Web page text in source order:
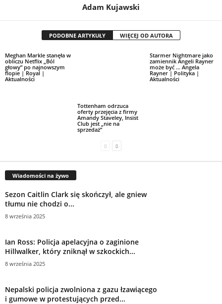
Adam Kujawski
PODOBNE ARTYKUŁY WIĘCEJ OD AUTORA
Meghan Markle stanęła w
obliczu Netflix „Ból
głowy” po najnowszym
flopie | Royal |
Aktualności
Tottenham odrzuca
oferty przejęcia z firmy
Amandy Staveley, Insist
Club jest „nie na
sprzedaż”
Starmer Nightmare jako
zamiennik Angeli Rayner
może być … Angela
Rayner | Polityka |
Aktualności
Wiadomości na żywo
Sezon Caitlin Clark się skończył, ale gniew
tłumu nie chodzi o...
8 września 2025
Ian Ross: Policja apelacyjna o zaginione
Hillwalker, który zniknął w szkockich...
8 września 2025
Nepalski policja zwolniona z gazu łzawiącego
i gumowe w protestujących przed...